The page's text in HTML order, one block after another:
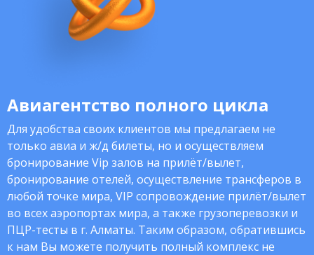
Авиагентство полного цикла
Для удобства своих клиентов мы предлагаем не
только авиа и ж/д билеты, но и осуществляем
бронирование Vip залов на прилёт/вылет,
бронирование отелей, осуществление трансферов в
любой точке мира, VIP сопровождение прилёт/вылет
во всех аэропортах мира, а также грузоперевозки и
ПЦР-тесты в г. Алматы. Таким образом, обратившись
к нам Вы можете получить полный комплекс не